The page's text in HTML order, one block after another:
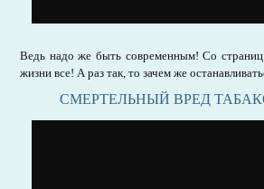
Ведь надо же быть современным! Со
жизни все! А раз так, то зачем же
СМЕРТЕЛЬНЫЙ ВРЕД